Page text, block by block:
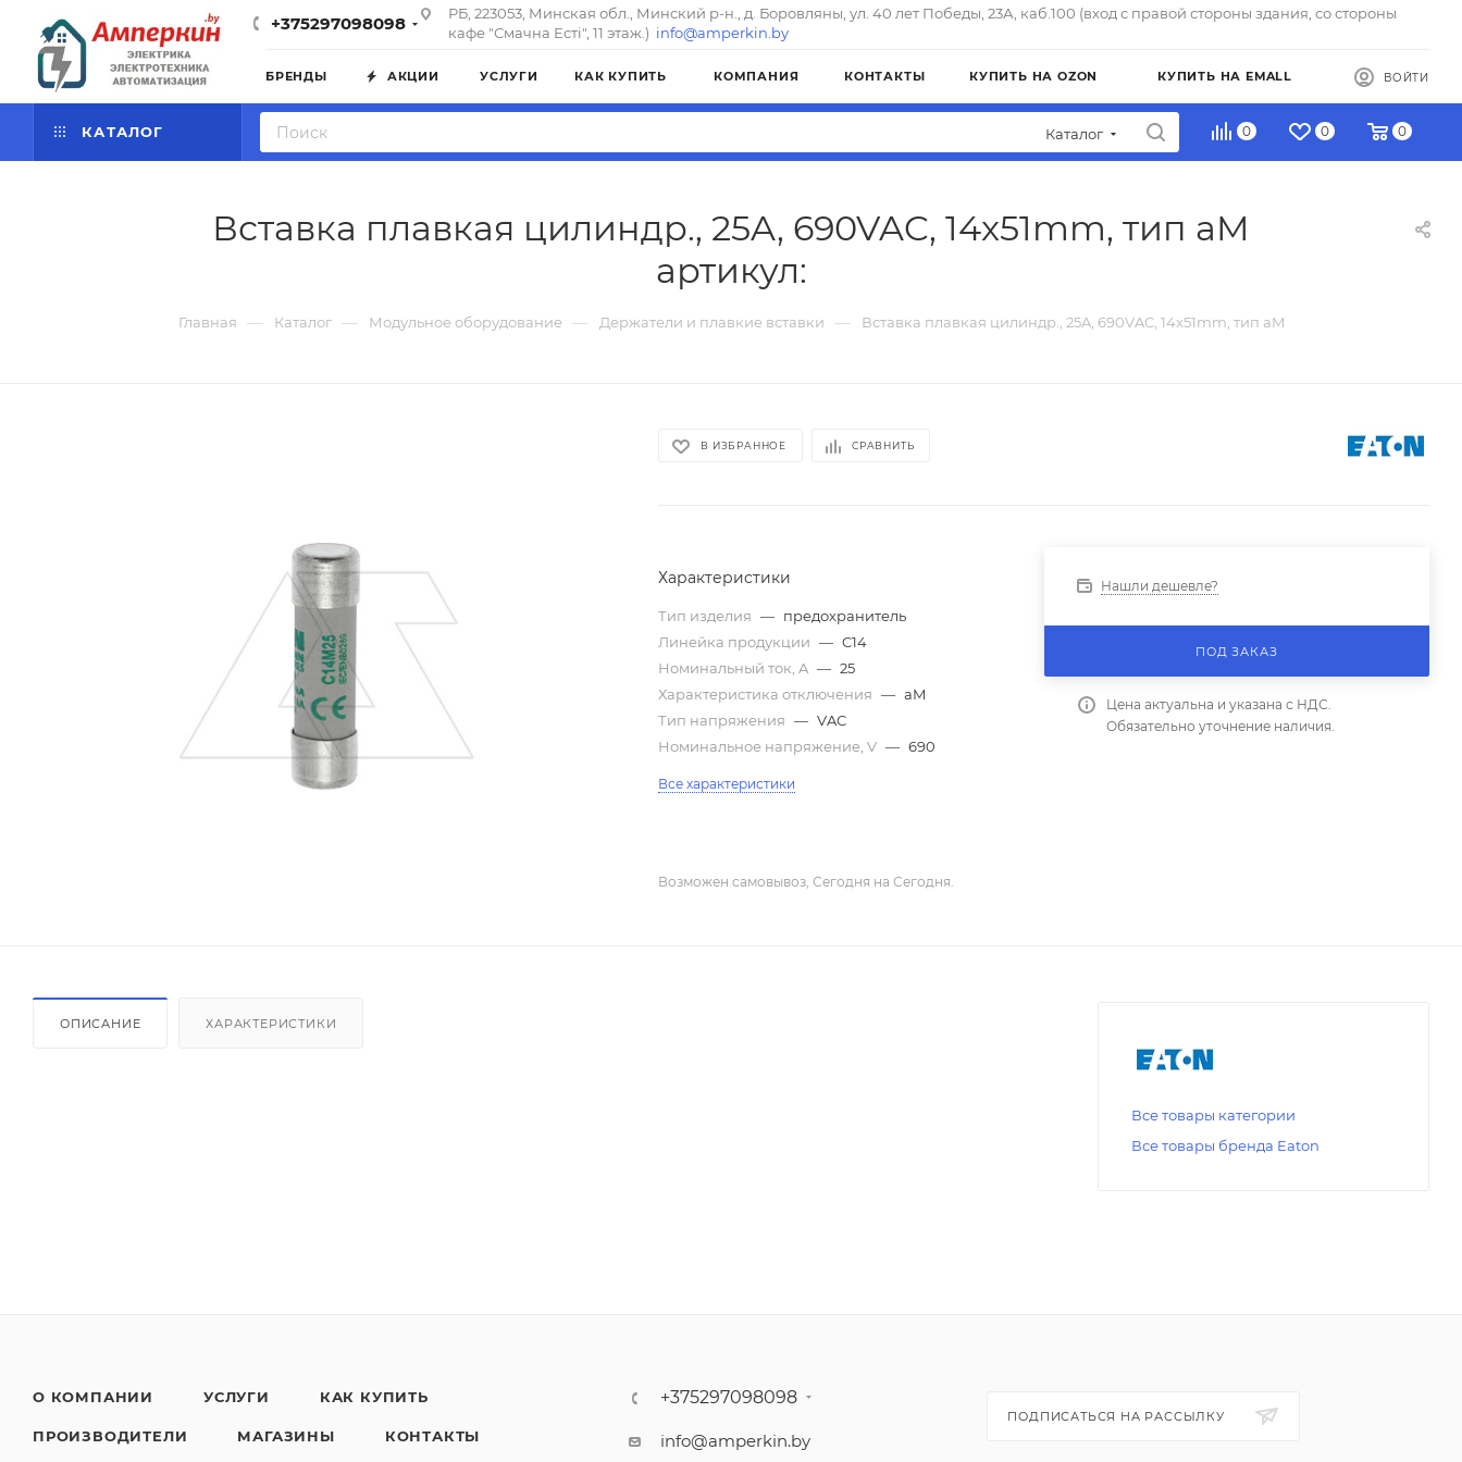
+375297098098
РБ, 223053, Минская обл., Минский р-н., д. Боровляны, ул. 40 лет Победы, 23А, каб.100 (вход с правой стороны здания, со стороны
кафе "Смачна Естi", 11 этаж.) info@amperkin.by
БРЕНДЫ АКЦИИ УСЛУГИ КАК КУПИТЬ КОМПАНИЯ КОНТАКТЫ КУПИТЬ НА OZON КУПИТЬ НА EMALL ВОЙТИ
КАТАЛОГ Каталог 0 0 0
Вставка плавкая цилиндр., 25A, 690VAC, 14x51mm, тип aM
артикул:
Главная — Каталог — Модульное оборудование — Держатели и плавкие вставки — Вставка плавкая цилиндр., 25A, 690VAC, 14x51mm, тип aM
В ИЗБРАННОЕ СРАВНИТЬ
Характеристики
Тип изделия — предохранитель
Линейка продукции — C14
Номинальный ток, A — 25
Характеристика отключения — aM
Тип напряжения — VAC
Номинальное напряжение, V — 690
Все характеристики
Нашли дешевле?
ПОД ЗАКАЗ
Цена актуальна и указана с НДС.
Обязательно уточнение наличия.
Возможен самовывоз, Сегодня на Сегодня.
ОПИСАНИЕ ХАРАКТЕРИСТИКИ
Все товары категории
Все товары бренда Eaton
О КОМПАНИИ УСЛУГИ КАК КУПИТЬ
ПРОИЗВОДИТЕЛИ МАГАЗИНЫ КОНТАКТЫ
+375297098098
info@amperkin.by
ПОДПИСАТЬСЯ НА РАССЫЛКУ